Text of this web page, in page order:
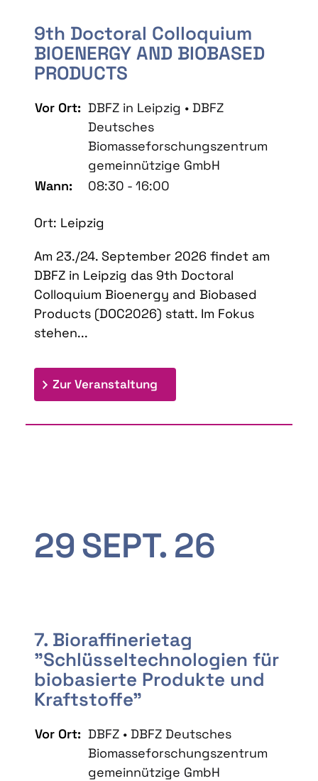
9th Doctoral Colloquium
BIOENERGY AND BIOBASED
PRODUCTS
Vor Ort: DBFZ in Leipzig • DBFZ
Deutsches
Biomasseforschungszentrum
gemeinnützige GmbH
Wann:
08:30 - 16:00
Ort: Leipzig
Am 23./24. September 2026 findet am
DBFZ in Leipzig das 9th Doctoral
Colloquium Bioenergy and Biobased
Products (DOC2026) statt. Im Fokus
stehen...
Zur Veranstaltung
29SEPT. 26
7. Bioraffinerietag
"Schlüsseltechnologien für
biobasierte Produkte und
Kraftstoffe"
Vor Ort: DBFZ • DBFZ Deutsches
Biomasseforschungszentrum
gemeinnützige GmbH